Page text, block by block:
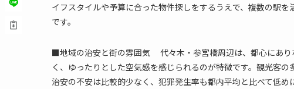
イフスタイルや予算に合った物件探しをするうえで、複数の駅
です。
■地域の治安と街の雰囲気 代々木・参宮橋周辺は、都心にあり
く、ゆったりとした空気感を感じられるのが特徴です。観光客
治安の不安は比較的少なく、犯罪発生率も都内平均と比べて低め